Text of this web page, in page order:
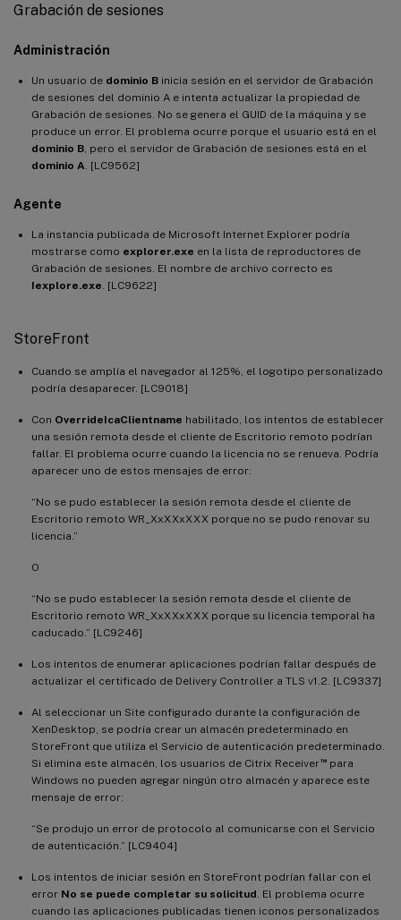
Grabación de sesiones
Administración
Un usuario de dominio B inicia sesión en el servidor de Grabación
de sesiones del dominio A e intenta actualizar la propiedad de
Grabación de sesiones. No se genera el GUID de la máquina y se
produce un error. El problema ocurre porque el usuario está en el
dominio B , pero el servidor de Grabación de sesiones está en el
dominio A . [LC9562]
Agente
La instancia publicada de Microsoft Internet Explorer podría
mostrarse como explorer.exe en la lista de reproductores de
Grabación de sesiones. El nombre de archivo correcto es
Iexplore.exe . [LC9622]
StoreFront
Cuando se amplía el navegador al 125%, el logotipo personalizado
podría desaparecer. [LC9018]
Con OverrideIcaClientname habilitado, los intentos de establecer
una sesión remota desde el cliente de Escritorio remoto podrían
fallar. El problema ocurre cuando la licencia no se renueva. Podría
aparecer uno de estos mensajes de error:
“No se pudo establecer la sesión remota desde el cliente de
Escritorio remoto WR_XxXXxXXX porque no se pudo renovar su
licencia.”
O
“No se pudo establecer la sesión remota desde el cliente de
Escritorio remoto WR_XxXXxXXX porque su licencia temporal ha
caducado.” [LC9246]
Los intentos de enumerar aplicaciones podrían fallar después de
actualizar el certificado de Delivery Controller a TLS v1.2. [LC9337]
Al seleccionar un Site configurado durante la configuración de
XenDesktop, se podría crear un almacén predeterminado en
StoreFront que utiliza el Servicio de autenticación predeterminado.
Si elimina este almacén, los usuarios de Citrix Receiver™para
Windows no pueden agregar ningún otro almacén y aparece este
mensaje de error:
“Se produjo un error de protocolo al comunicarse con el Servicio
de autenticación.” [LC9404]
Los intentos de iniciar sesión en StoreFront podrían fallar con el
error No se puede completar su solicitud . El problema ocurre
cuando las aplicaciones publicadas tienen iconos personalizados